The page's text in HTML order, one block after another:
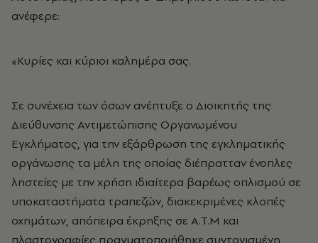
ανέφερε:
«Κυρίες και κύριοι καλημέρα σας.
Σε συνέχεια των όσων ανέπτυξε ο Διοικητής της
Διεύθυνσης Αντιμετώπισης Οργανωμένου
Εγκλήματος, για την εξάρθρωση της εγκληματικής
οργάνωσης τα μέλη της οποίας διέπρατταν ένοπλες
ληστείες με την χρήση ιδιαίτερα βαρέως οπλισμού σε
υποκαταστήματα τραπεζών, διακεκριμένες κλοπές
οχημάτων, απόπειρα έκρηξης σε Α.Τ.Μ και
πλαστογραφίες πραγματοποιήθηκε συντονισμένη